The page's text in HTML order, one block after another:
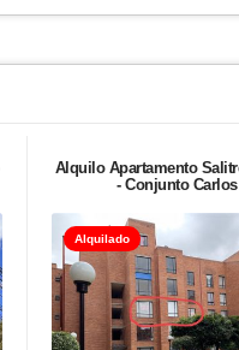
Alquilo Apartamento
- Conjunto
Alquilado